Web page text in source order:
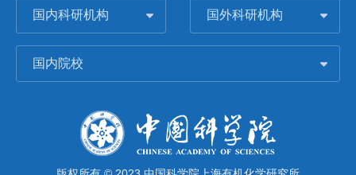
国内科研机构 国外科研机构
国内院校